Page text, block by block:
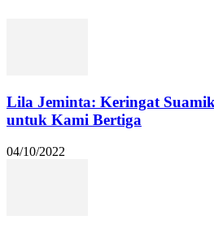
Lila Jeminta: Keringat
untuk Kami Bertiga
04/10/2022